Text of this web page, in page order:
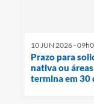
10 JUN 2026 -
Prazo para
nativa ou
termina em 30